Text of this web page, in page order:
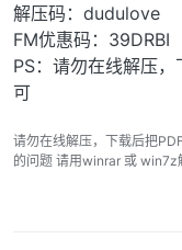
解压码：dudulove
FM优惠码：39DRBI
PS：请勿在线解压
可
请勿在线解压，下载后把
的问题 请用winrar 或 win7z